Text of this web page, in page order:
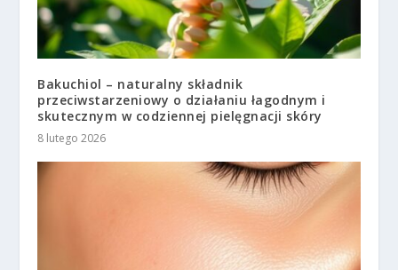
Bakuchiol – naturalny składnik
przeciwstarzeniowy o działaniu łagodnym i
skutecznym w codziennej pielęgnacji skóry
8 lutego 2026